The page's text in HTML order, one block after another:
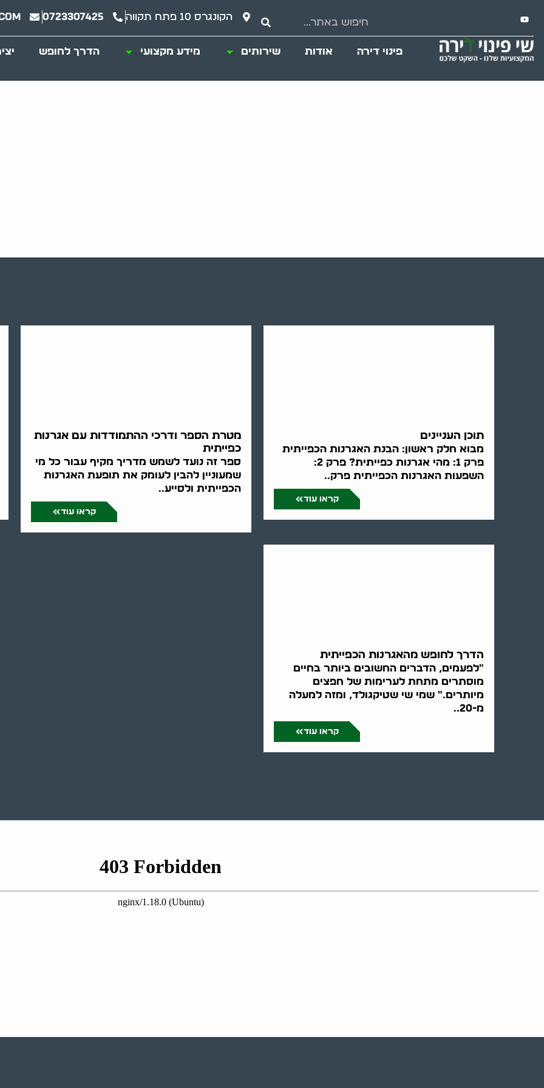
הקונגרס 10 פתח תקווה 0723307425
פינוי דירה אודות שירותים מידע מקצועי הדרך לחופש
תוכן העניינים
מבוא חלק ראשון: הבנת האגרנות הכפייתית
פרק 1: מהי אגרנות כפייתית? פרק 2:
השפעות האגרנות הכפייתית פרק..
קראו עוד
מטרת הספר ודרכי ההתמודדות עם אגרנות
כפייתית
ספר זה נועד לשמש מדריך מקיף עבור כל מי
שמעוניין להבין לעומק את תופעת האגרנות
הכפייתית ולסייע..
קראו עוד
הדרך לחופש מהאגרנות הכפייתית
"לפעמים, הדברים החשובים ביותר בחיים
מוסתרים מתחת לערימות של חפצים
מיותרים." שמי שי שטיקגולד, ומזה למעלה
מ-20..
קראו עוד